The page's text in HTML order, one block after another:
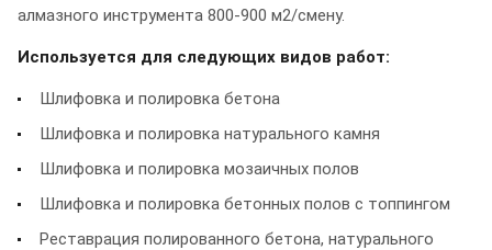
алмазного инструмента 800-900 м2/смену.
Используется для следующих видов работ:
Шлифовка и полировка бетона
Шлифовка и полировка натурального камня
Шлифовка и полировка мозаичных полов
Шлифовка и полировка бетонных полов с топпингом
Реставрация полированного бетона, натурального